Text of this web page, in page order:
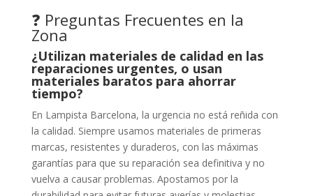
❓ Preguntas Frecuentes en la
Zona
¿Utilizan materiales de calidad en las
reparaciones urgentes, o usan
materiales baratos para ahorrar
tiempo?
En Lampista Barcelona, la urgencia no está reñida con
la calidad. Siempre usamos materiales de primeras
marcas, resistentes y duraderos, con las máximas
garantías para que su reparación sea definitiva y no
vuelva a causar problemas. Apostamos por la